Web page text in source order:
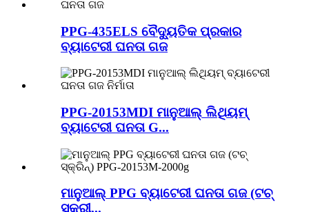
PPG-435ELS ବୈଦ୍ୟୁତିକ ପ୍ରକାର
ବ୍ୟାଟେରୀ ଘନତା ଗଜ
PPG-20153MDI ମାନୁଆଲ୍ ଲିଥିୟମ୍
ବ୍ୟାଟେରୀ ଘନତା G...
ମାନୁଆଲ୍ PPG ବ୍ୟାଟେରୀ ଘନତା ଗଜ (ଟଚ୍
ସ୍କ୍ରୀ...